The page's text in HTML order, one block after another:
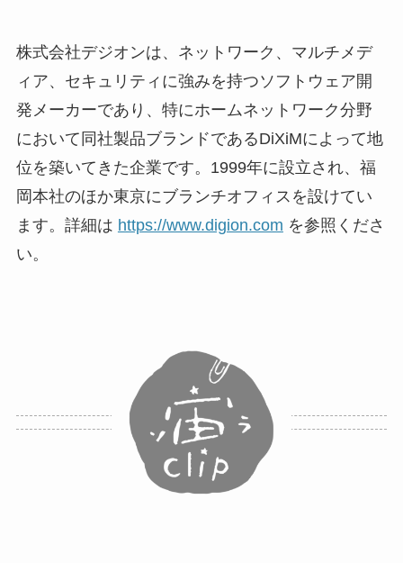
株式会社デジオンは、ネットワーク、マルチメデ
ィア、セキュリティに強みを持つソフトウェア開
発メーカーであり、特にホームネットワーク分野
において同社製品ブランドであるDiXiMによって地
位を築いてきた企業です。1999年に設立され、福
岡本社のほか東京にブランチオフィスを設けてい
ます。詳細は https://www.digion.com を参照くださ
い。